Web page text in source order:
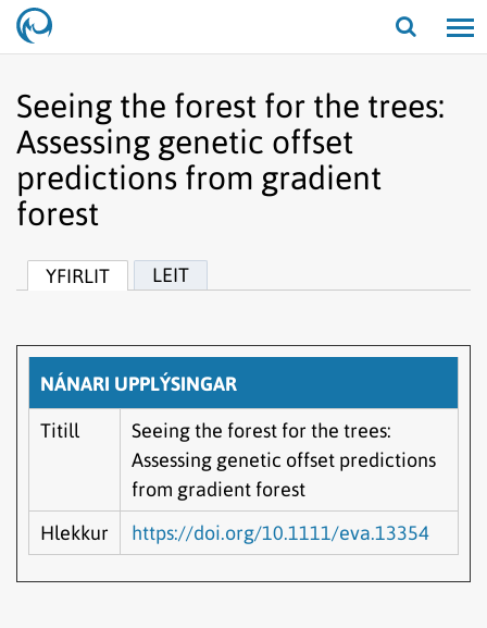
Opna/
Seeing the forest for the trees:
Assessing genetic offset
predictions from gradient
forest
YFIRLIT LEIT
NÁNARI UPPLÝSINGAR
Titill
Seeing the forest for the trees:
Assessing genetic offset predictions
from gradient forest
Hlekkur
https://doi.org/10.1111/eva.13354